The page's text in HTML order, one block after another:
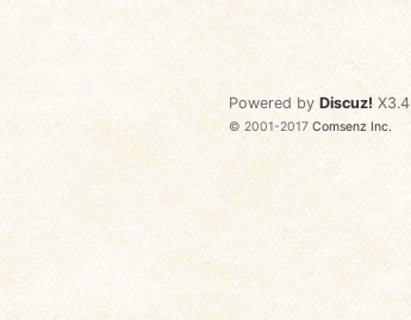
Powered by Discuz! X3.4
© 2001-2017Comsenz Inc.